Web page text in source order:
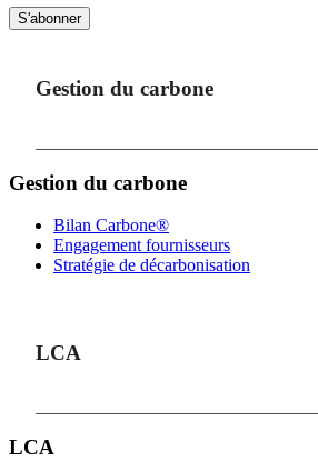
S'abonner
Gestion du carbone
Gestion du carbone
Bilan Carbone®
Engagement fournisseurs
Stratégie de décarbonisation
LCA
LCA